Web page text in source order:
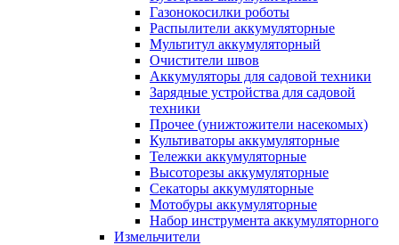
Газонокосилки роботы
Распылители аккумуляторные
Мультитул аккумуляторный
Очистители швов
Аккумуляторы для садовой техники
Зарядные устройства для садовой
техники
Прочее (унижтожители насекомых)
Культиваторы аккумуляторные
Тележки аккумуляторные
Высоторезы аккумуляторные
Секаторы аккумуляторные
Мотобуры аккумуляторные
Набор инструмента аккумуляторного
Измельчители